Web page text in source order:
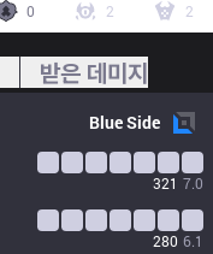
0
2 2
받은 데미지
BlueSide
321 7.0
280 6.1